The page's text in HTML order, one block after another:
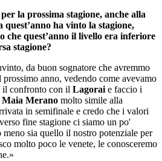
la prossima stagione, anche alla
quest’anno ha vinto la stagione,
che quest’anno il livello era inferiore
stagione?
da buon sognatore che avremmo
anno, vedendo come avevamo
il confronto con il Lagoraie faccio i
Maia Merano molto simile alla
in semifinale e credo che i valori
fine stagione ci siamo un po'
sia quello il nostro potenziale per
molto poco le venete, le conosceremo